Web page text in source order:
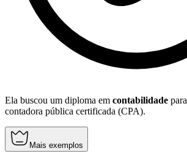
Ela buscou um diploma em contabilidade
contadora pública certificada (CPA).
Mais exemplos